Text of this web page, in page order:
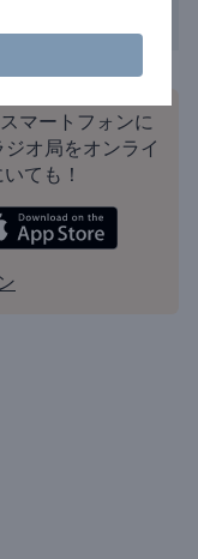
マートフォンに
オ局をオンライ
ても！